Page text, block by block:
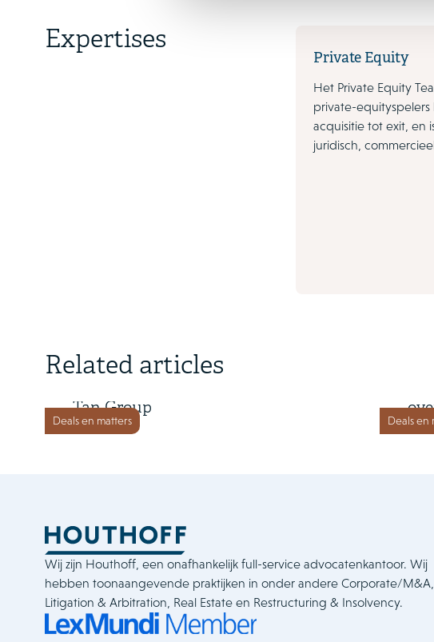
Expertises
Private Equity
Het Private Equity
private-equityspelers
acquisitie tot exit, en
juridisch,
Related articles
Deals en matters
15 juni 2026
Tan Group
Deals en
Wij zijn Houthoff, een onafhankelijk full-service advocatenkantoor. Wij
hebben toonaangevende praktijken in onder andere Corporate/M&A,
Litigation & Arbitration, Real Estate en Restructuring & Insolvency.